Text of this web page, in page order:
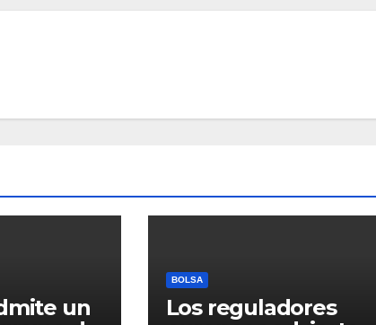
un
BOLSA
Los reguladores